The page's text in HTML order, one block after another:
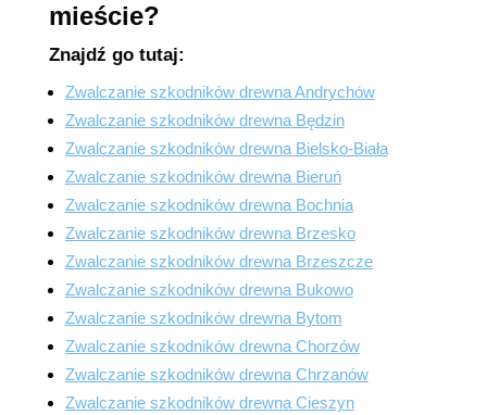
mieście?
Znajdź go tutaj:
Zwalczanie szkodników drewna Andrychów
Zwalczanie szkodników drewna Będzin
Zwalczanie szkodników drewna Bielsko-Biała
Zwalczanie szkodników drewna Bieruń
Zwalczanie szkodników drewna Bochnia
Zwalczanie szkodników drewna Brzesko
Zwalczanie szkodników drewna Brzeszcze
Zwalczanie szkodników drewna Bukowo
Zwalczanie szkodników drewna Bytom
Zwalczanie szkodników drewna Chorzów
Zwalczanie szkodników drewna Chrzanów
Zwalczanie szkodników drewna Cieszyn